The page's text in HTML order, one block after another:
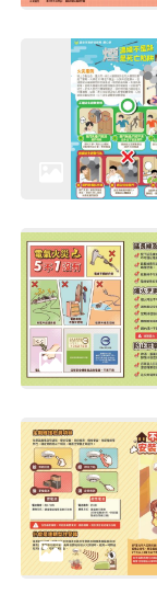
English
陳
情
系
統
台北通
雙
語
詞
彙